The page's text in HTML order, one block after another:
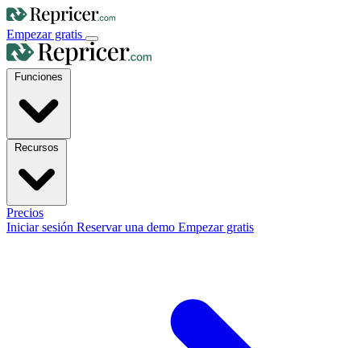
Empezar gratis
Precios
Iniciar sesión Reservar una demo Empezar gratis